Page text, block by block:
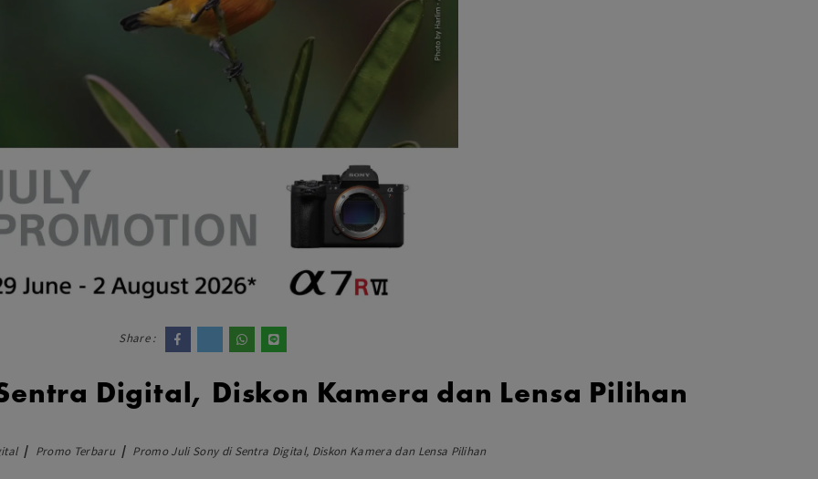
SONY CINEMA LINE
Sony
Canon
Nikon
Fujifilm
Panasonic
Godox
Xiaomi
DJI
Kingma
Haida
More..
SEMUA PRODUK
Share :
Digital, Diskon Kamera dan Lensa Pilihan
Promo Terbaru Promo Juli Sony di Sentra Digital, Diskon Kamera dan Lensa Pilihan